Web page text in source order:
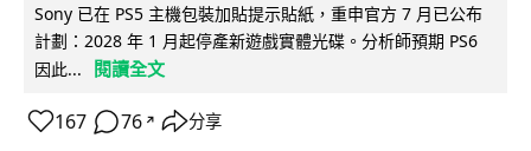
Sony 已在 PS5 主機包裝加貼提示貼紙，重申官方 7 月已公布
計劃：2028 年 1 月起停產新遊戲實體光碟。分析師預期 PS6
因此...
閱讀全文
167 76 ↗ 分享